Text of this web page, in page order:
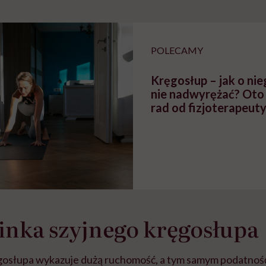
pracy
POLECAMY
Kręgosłup – jak o
nie nadwyrężać?
rad od fizjoterapeuty
szyjnego kręgosłupa
wykazuje dużą ruchomość, a tym samym